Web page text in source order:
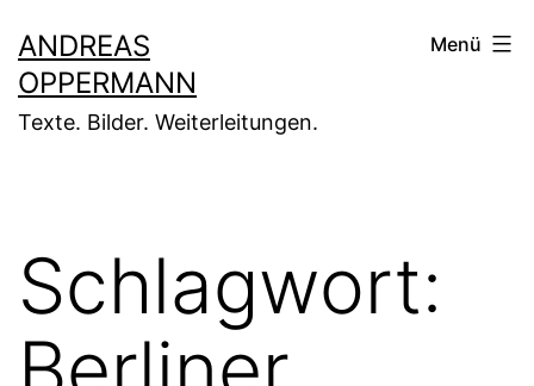
Inhalt
springen
ANDREAS
OPPERMANN
Texte. Bilder. Weiterleitungen.
Menü
Schlagwort: